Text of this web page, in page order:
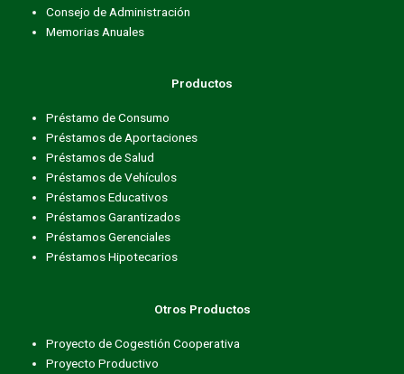
Consejo de Administración
Memorias Anuales
Productos
Préstamo de Consumo
Préstamos de Aportaciones
Préstamos de Salud
Préstamos de Vehículos
Préstamos Educativos
Préstamos Garantizados
Préstamos Gerenciales
Préstamos Hipotecarios
Otros Productos
Proyecto de Cogestión Cooperativa
Proyecto Productivo